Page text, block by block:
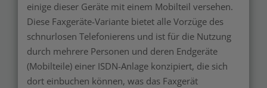
einige dieser Geräte mit einem Mobilteil versehen.
Diese Faxgeräte-Variante bietet alle Vorzüge des
schnurlosen Telefonierens und ist für die Nutzung
durch mehrere Personen und deren Endgeräte
(Mobilteile) einer ISDN-Anlage konzipiert, die sich
dort einbuchen können, was das Faxgerät